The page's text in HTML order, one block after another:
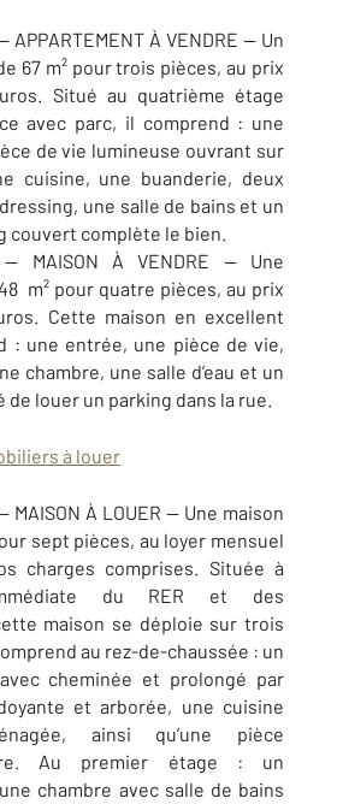
APPARTEMENT À VENDRE — Un
67 m² pour trois pièces, au prix
Situé au quatrième étage
avec parc, il comprend : une
de vie lumineuse ouvrant sur
cuisine, une buanderie, deux
une salle de bains et un
couvert complète le bien.
— MAISON À VENDRE — Une
m² pour quatre pièces, au prix
Cette maison en excellent
: une entrée, une pièce de vie,
chambre, une salle d’eau et un
de louer un parking dans la rue.
à louer
MAISON À LOUER — Une maison
sept pièces, au loyer mensuel
charges comprises. Située à
du RER et des
maison se déploie sur trois
au rez-de-chaussée : un
cheminée et prolongé par
et arborée, une cuisine
ainsi qu’une pièce
Au premier étage : un
chambre avec salle de bains